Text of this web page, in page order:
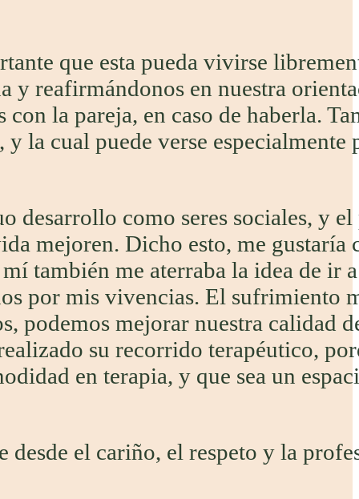
que esta pueda vivirse
y reafirmándonos en nuestra
la pareja, en caso de haberla.
la cual puede verse especialmente
desarrollo como seres sociales, y el
mejoren. Dicho esto, me gustaría
también me aterraba la idea de ir
por mis vivencias. El sufrimiento
podemos mejorar nuestra calidad
su recorrido terapéutico,
en terapia, y que sea un
desde el cariño, el respeto y la